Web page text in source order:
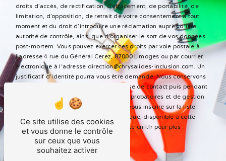
droits d’accès, de rectification, d’effacement, de portabilité, de
limitation, d’opposition, de retrait de votre consentement à tout
moment et du droit d’introduire une réclamation auprès d’une
autorité de contrôle, ainsi que d’organiser le sort de vos données
post-mortem. Vous pouvez exercer ces droits par voie postale à
l'adresse 4 rue du Général Cerez, 87000 Limoges ou par courrier
électronique à l'adresse direction@chrysalides-inclusion.com. Un
justificatif d'identité pourra vous être demandé. Nous conservons
vos données pendant la période de prise de contact puis pendant
la durée de prescription légale aux fins probatoires et de gestion
des contentieux. Vous avez le droit de vous inscrire sur la liste
d'opposition au démarchage téléphonique, disponible à cette
adresse: Bloctel.gouv.fr
. Consultez le site cnil.fr pour plus
Ce site utilise des cookies
et vous donne le contrôle
sur ceux que vous
souhaitez activer